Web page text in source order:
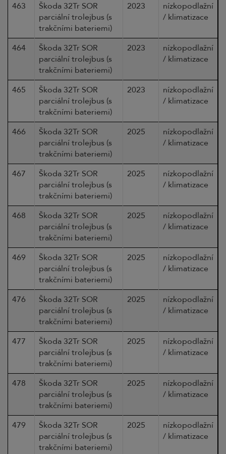
463
Škoda 32Tr SOR
parciální trolejbus (s
trakčními bateriemi)
2023
nízkopodlažní
/ klimatizace
464
Škoda 32Tr SOR
parciální trolejbus (s
trakčními bateriemi)
2023
nízkopodlažní
/ klimatizace
465
Škoda 32Tr SOR
parciální trolejbus (s
trakčními bateriemi)
2023
nízkopodlažní
/ klimatizace
466
Škoda 32Tr SOR
parciální trolejbus (s
trakčními bateriemi)
2025
nízkopodlažní
/ klimatizace
467
Škoda 32Tr SOR
parciální trolejbus (s
trakčními bateriemi)
2025
nízkopodlažní
/ klimatizace
468
Škoda 32Tr SOR
parciální trolejbus (s
trakčními bateriemi)
2025
nízkopodlažní
/ klimatizace
469
Škoda 32Tr SOR
parciální trolejbus (s
trakčními bateriemi)
2025
nízkopodlažní
/ klimatizace
476
Škoda 32Tr SOR
parciální trolejbus (s
trakčními bateriemi)
2025
nízkopodlažní
/ klimatizace
477
Škoda 32Tr SOR
parciální trolejbus (s
trakčními bateriemi)
2025
nízkopodlažní
/ klimatizace
478
Škoda 32Tr SOR
parciální trolejbus (s
trakčními bateriemi)
2025
nízkopodlažní
/ klimatizace
479
Škoda 32Tr SOR
parciální trolejbus (s
trakčními bateriemi)
2025
nízkopodlažní
/ klimatizace